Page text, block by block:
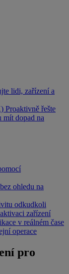
lidi, zařízení a
Proaktivně řešte
mít dopad na
ohledu na
odkudkoli
zařízení
v reálném čase
operace
pro